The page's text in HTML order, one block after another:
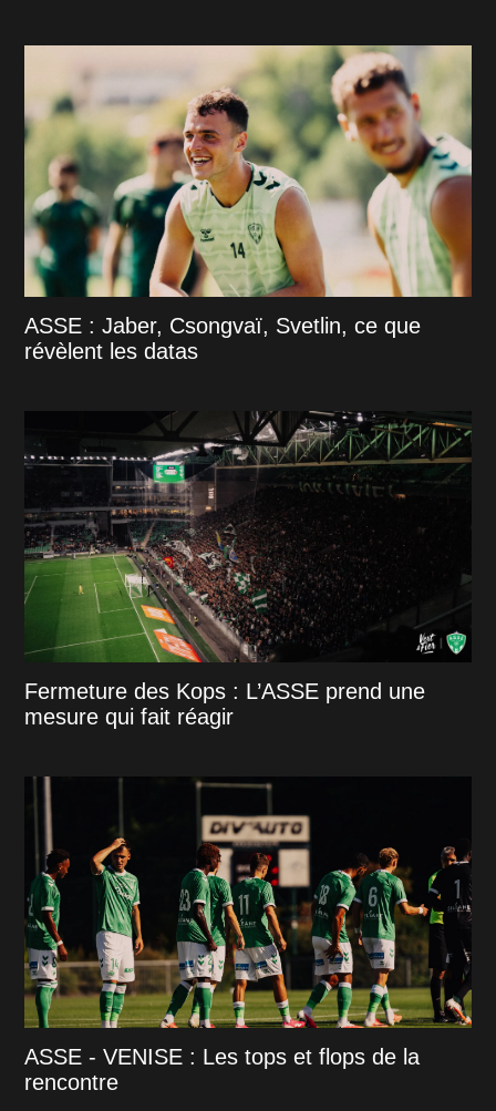
ASSE : Jaber, Csongvaï, Svetlin, ce que
révèlent les datas
Fermeture des Kops : L’ASSE prend une
mesure qui fait réagir
ASSE - VENISE : Les tops et flops de la
rencontre